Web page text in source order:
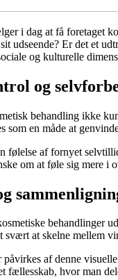
i dag at få foretaget
udseende? Er det et
og kulturelle
og
behandling ikke
som en måde at
følelse af fornyet
om at føle sig mere i
behandlinger
at skelne mellem
af denne
fællesskab, hvor man